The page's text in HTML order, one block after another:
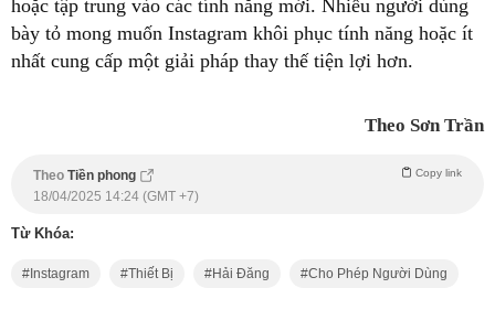
hoặc tập trung vào các tính năng mới. Nhiều người dùng
bày tỏ mong muốn Instagram khôi phục tính năng hoặc ít
nhất cung cấp một giải pháp thay thế tiện lợi hơn.
Theo Sơn Trần
Theo Tiền phong Copy link
18/04/2025 14:24 (GMT +7)
Từ Khóa:
Instagram Thiết Bị Hải Đăng Cho Phép Người Dùng